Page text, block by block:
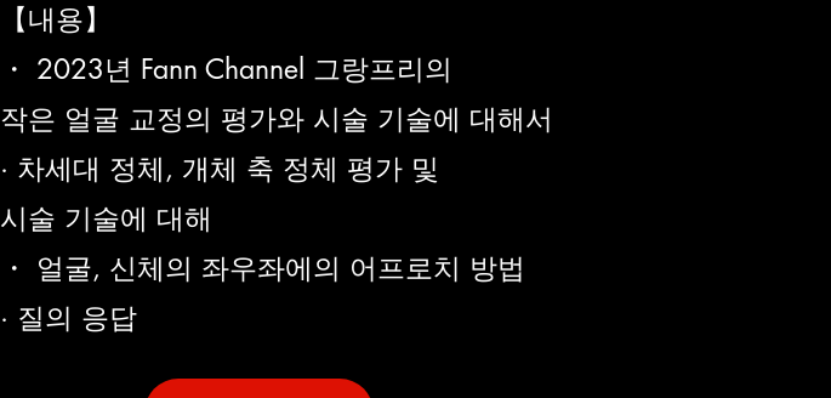
【내용】
・ 2023년 Fann Channel 그랑프리의
작은 얼굴 교정의 평가와 시술 기술에 대해서
· 차세대 정체, 개체 축 정체 평가 및
시술 기술에 대해
・ 얼굴, 신체의 좌우좌에의 어프로치 방법
· 질의 응답